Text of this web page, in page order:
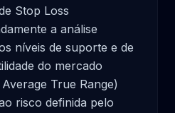
Stop Loss
a análise
níveis de suporte e de
do mercado
True Range)
risco definida pelo